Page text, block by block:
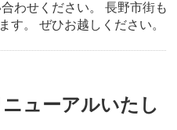
わせください。 長野市街も
す。 ぜひお越しください。
ューアルいたし